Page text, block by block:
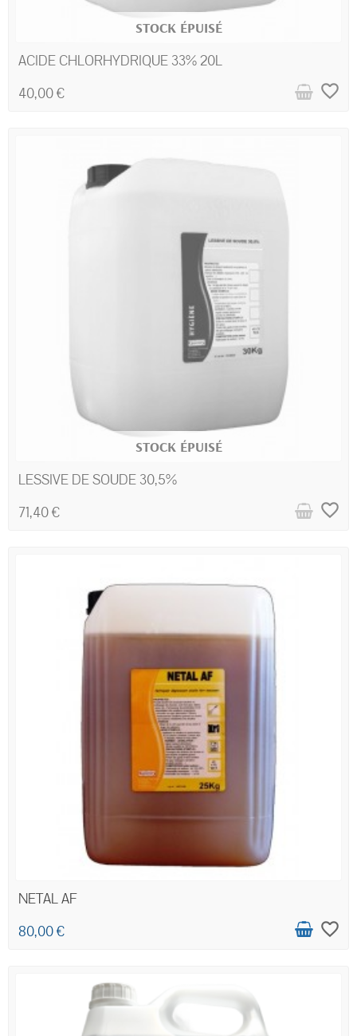
STOCK ÉPUISÉ
ACIDE CHLORHYDRIQUE 33% 20L
40,00 €
favorite_border
STOCK ÉPUISÉ
LESSIVE DE SOUDE 30,5%
71,40 €
favorite_border
NETAL AF
80,00 €
favorite_border